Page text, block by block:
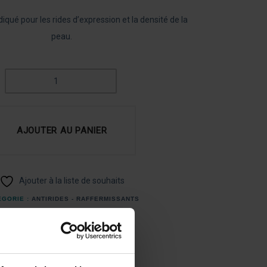
pour les rides d’expression et la densité de la
peau.
HYALU
AJOUTER AU PANIER
Ajouter à la liste de souhaits
: ANTIRIDES - RAFFERMISSANTS